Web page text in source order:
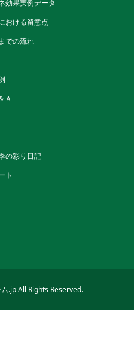
効果実例データ
おける留意点
での流れ
Ａ
の彩り日記
ト
.jp All Rights Reserved.